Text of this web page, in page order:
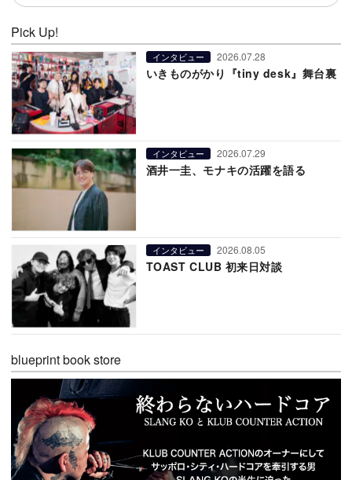
Pick Up!
インタビュー 2026.07.28
いきものがかり『tiny desk』舞台裏
インタビュー 2026.07.29
酒井一圭、モナキの活躍を語る
インタビュー 2026.08.05
TOAST CLUB 初来日対談
blueprint book store